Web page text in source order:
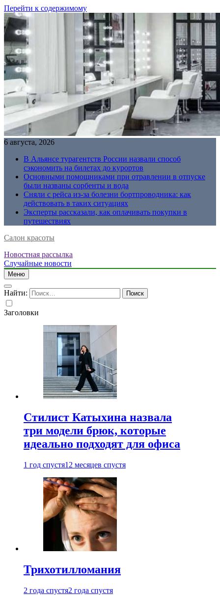
Перейти к содержимому
6 августа, 2026
В Альянсе турагентств России назвали способ
сэкономить на билетах до курортов
Основными помощниками при отравлении в отпуске
были названы сорбенты и вода
Сняли с рейса из-за болезни бортпроводника: как
действовать в таких ситуациях
Эксперты рассказали, как оплачивать покупки в
путешествиях
Салон красоты
Новостная рассылка
Случайные новости
Меню
Найти:
Заголовки
Стилист Катыхина назвала
три модели брюк, которые
идеально подходят для офиса
1 год спустя12 месяцев спустя
Трихотилломания
2 года спустя2 года спустя